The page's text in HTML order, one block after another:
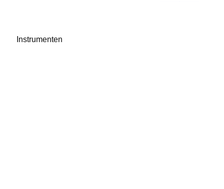
Instrumenten